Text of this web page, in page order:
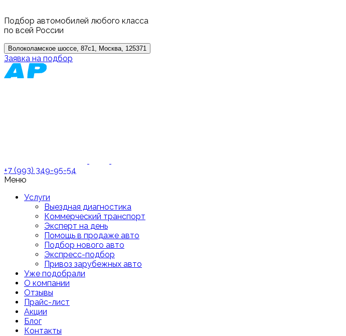
Подбор автомобилей любого класса
по всей России
Волоколамское шоссе, 87с1, Москва, 125371
Заявка на подбор
+7 (993) 349-95-54
Меню
Услуги
Выездная диагностика
Коммерческий транспорт
Эксперт на день
Помощь в продаже авто
Подбор нового авто
Экспресс-подбор
Привоз зарубежных авто
Уже подобрали
О компании
Отзывы
Прайс-лист
Акции
Блог
Контакты